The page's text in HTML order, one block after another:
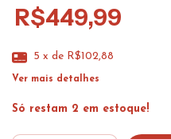
R$449,99
5 x de R$102,88
Ver mais detalhes
Só restam 2 em estoque!